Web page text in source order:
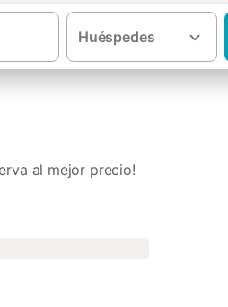
Huéspedes
al mejor precio!